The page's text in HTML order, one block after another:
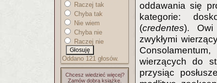
Raczej tak
Chyba tak
Nie wiem
Chyba nie
Raczej nie
Oddano 121 głosów.
Chcesz wiedzieć więcej?
Zamów dobrą książkę.
oddawania się
kategorie:
(credentes). Owi
zwykłymi
wierzących do
przysiąc